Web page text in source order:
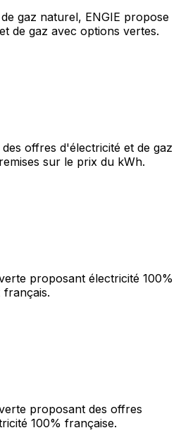
gaz naturel, ENGIE propose
de gaz avec options vertes.
offres d'électricité et de gaz
sur le prix du kWh.
proposant électricité 100%
français.
proposant des offres
100% française.